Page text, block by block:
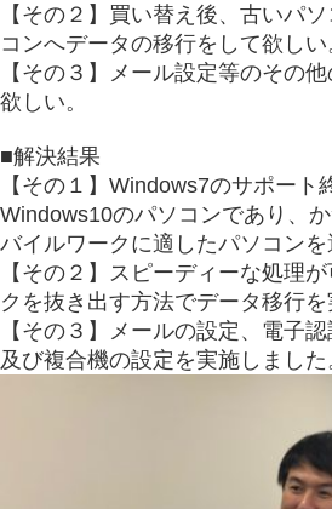
【その２】買い替え後、古いパ
コンへデータの移行をして欲しい
【その３】メール設定等のその
欲しい。
■解決結果
【その１】Windows7のサポート
Windows10のパソコンであり、
バイルワークに適したパソコンを
【その２】スピーディーな処理
クを抜き出す方法でデータ移行を
【その３】メールの設定、電子
及び複合機の設定を実施しました